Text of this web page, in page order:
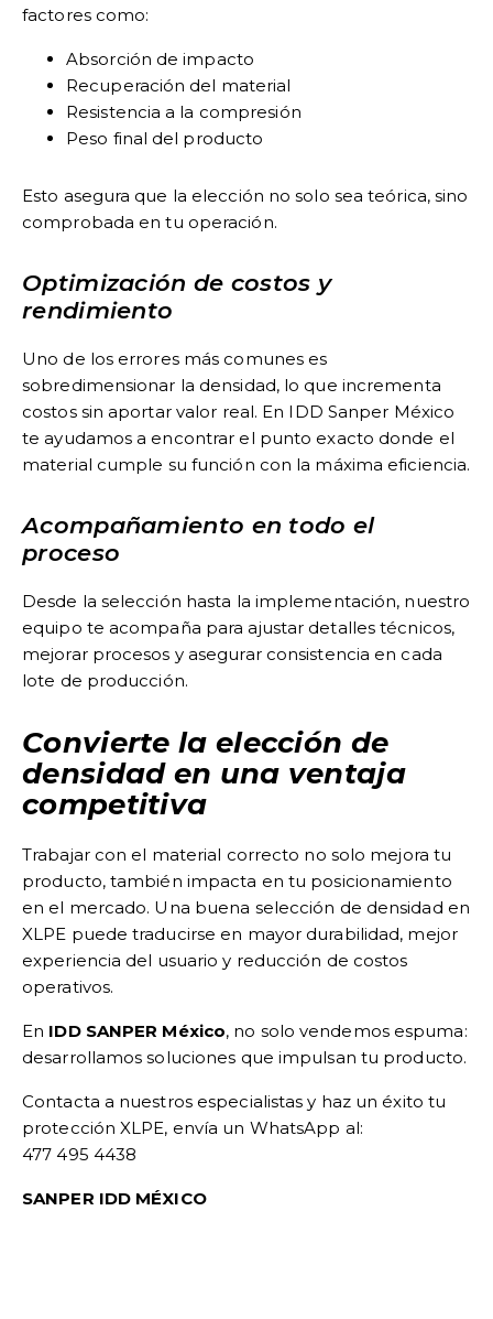
factores como:
Absorción de impacto
Recuperación del material
Resistencia a la compresión
Peso final del producto
Esto asegura que la elección no solo sea teórica, sino
comprobada en tu operación.
Optimización de costos y
rendimiento
Uno de los errores más comunes es
sobredimensionar la densidad, lo que incrementa
costos sin aportar valor real. En IDD Sanper México
te ayudamos a encontrar el punto exacto donde el
material cumple su función con la máxima eficiencia.
Acompañamiento en todo el
proceso
Desde la selección hasta la implementación, nuestro
equipo te acompaña para ajustar detalles técnicos,
mejorar procesos y asegurar consistencia en cada
lote de producción.
Convierte la elección de
densidad en una ventaja
competitiva
Trabajar con el material correcto no solo mejora tu
producto, también impacta en tu posicionamiento
en el mercado. Una buena selección de densidad en
XLPE puede traducirse en mayor durabilidad, mejor
experiencia del usuario y reducción de costos
operativos.
En IDD SANPER México, no solo vendemos espuma:
desarrollamos soluciones que impulsan tu producto.
Contacta a nuestros especialistas y haz un éxito tu
protección XLPE, envía un WhatsApp al:
477 495 4438
SANPER IDD MÉXICO